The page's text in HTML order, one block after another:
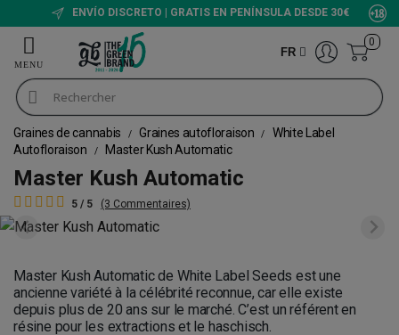
ENVÍO DISCRETO | GRATIS EN PENÍNSULA DESDE 30€
FR
0
Graines de cannabis Graines autofloraison
White Label
Autofloraison
Master Kush Automatic
Master Kush Automatic
5 / 5 (3 Commentaires)
Master Kush Automatic de White Label Seeds est une
ancienne variété à la célébrité reconnue, car elle existe
depuis plus de 20 ans sur le marché. C’est un référent en
résine pour les extractions et le haschisch.